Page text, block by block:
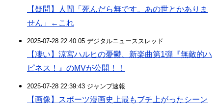
【疑問】人間「死んだら無です。あの世とかありま
せん」←これ
2025-07-28 22:40:05 デジタルニューススレッド
【凄い】涼宮ハルヒの憂鬱、新楽曲第1弾『無敵的ハ
ピネス！』のMVが公開！！
2025-07-28 22:39:43 ジャンプ速報
【画像】スポーツ漫画史上最もブチ上がったシーン